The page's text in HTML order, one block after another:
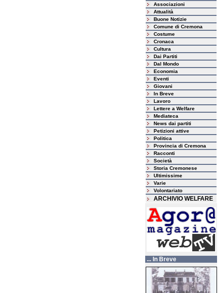
Associazioni
Attualità
Buone Notizie
Comune di Cremona
Costume
Cronaca
Cultura
Dai Partiti
Dal Mondo
Economia
Eventi
Giovani
In Breve
Lavoro
Lettere a Welfare
Mediateca
News dai partiti
Petizioni attive
Politica
Provincia di Cremona
Racconti
Società
Storia Cremonese
Ultimissime
Varie
Volontariato
ARCHIVIO WELFARE
... In Breve